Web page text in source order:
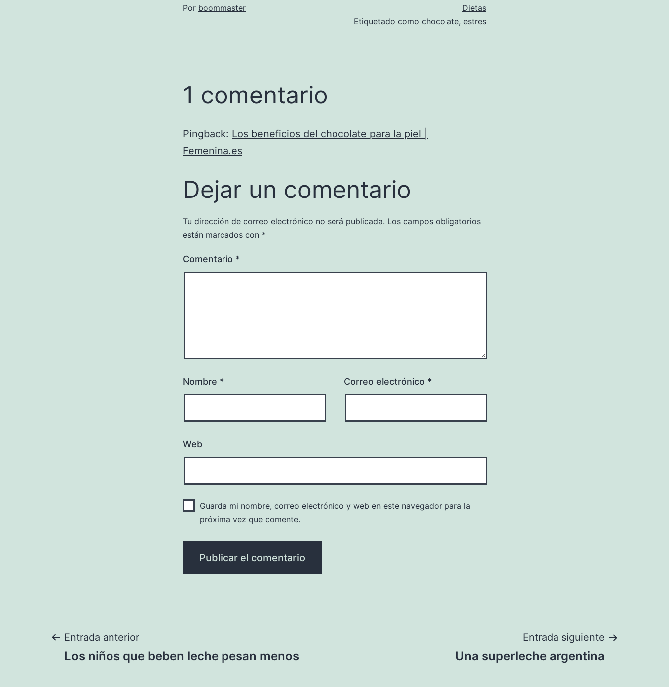
Por boommaster
Dietas
Etiquetado como chocolate, estres
1 comentario
Pingback: Los beneficios del chocolate para la piel |
Femenina.es
Dejar un comentario
Tu dirección de correo electrónico no será publicada. Los campos obligatorios
están marcados con *
Comentario *
Nombre * Correo electrónico *
Web
Guarda mi nombre, correo electrónico y web en este navegador para la
próxima vez que comente.
Navegación
Entrada anterior
Los niños que beben leche pesan menos
Entrada siguiente
Una superleche argentina